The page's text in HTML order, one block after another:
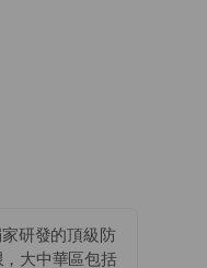
研發的頂級防
大中華區包括